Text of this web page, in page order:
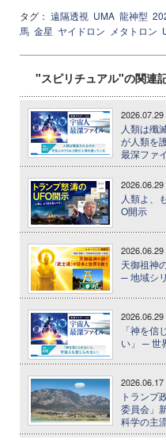
タグ： 遠隔透視 UMA 龍神型
馬 金星 ヤイドロン メタトロン
"スピリチュアル"の関連
2026.07.29
人類は殲
が人類を
最深ファ
2026.06.29
人類よ、
O開示
2026.06.29
天御祖神
─ 地域シ
2026.06.29
「神を信
い」 ─ 世
2026.06.17
トランプ
委員会」
科学の主